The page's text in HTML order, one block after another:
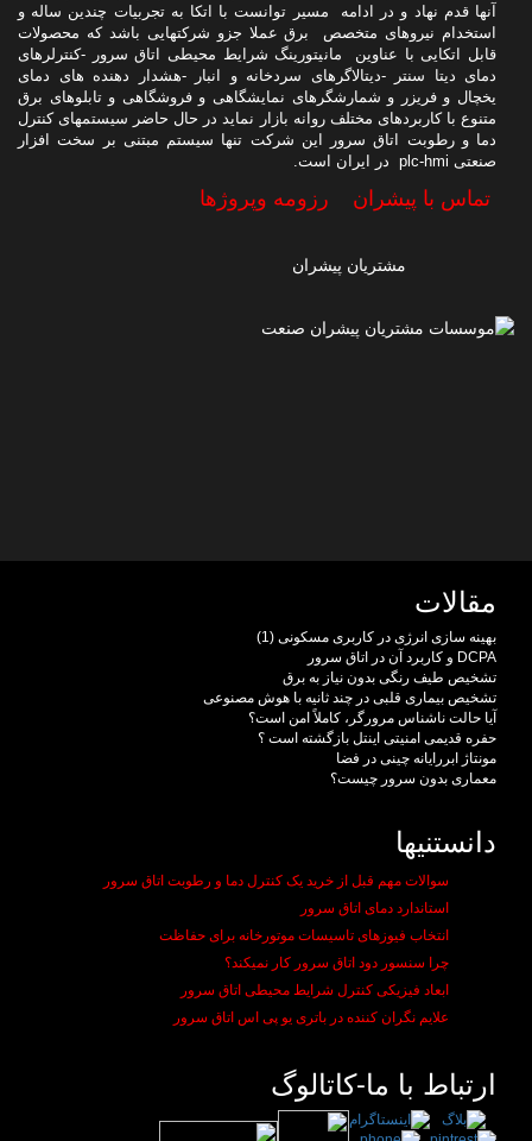
آنها قدم نهاد و در ادامه مسیر توانست با اتکا به تجربیات چندین ساله و
استخدام نیروهای متخصص برق عملا جزو شرکتهایی باشد که محصولات
قابل اتکایی با عناوین مانیتورینگ شرایط محیطی اتاق سرور -کنترلرهای
دمای دیتا سنتر -دیتالاگرهای سردخانه و انبار -هشدار دهنده های دمای
یخچال و فریزر و شمارشگرهای نمایشگاهی و فروشگاهی و تابلوهای برق
متنوع با کاربردهای مختلف روانه بازار نماید در حال حاضر سیستمهای کنترل
دما و رطوبت اتاق سرور این شرکت تنها سیستم مبتنی بر سخت افزار
صنعتی plc-hmi در ایران است.
تماس با پیشران رزومه وپروژها
مشتریان پیشران
مقالات
بهینه سازی انرژی در کاربری مسکونی (1)
DCPA و کاربرد آن در اتاق سرور
تشخیص طیف رنگی بدون نیاز به برق
تشخیص بیماری قلبی در چند ثانیه با هوش مصنوعی
آیا حالت ناشناس مرورگر، کاملاً امن است؟
حفره قدیمی امنیتی اینتل بازگشته است ؟
مونتاژ ابررایانه چینی در فضا
معماری بدون سرور چیست؟
دانستنیها
سوالات مهم قبل از خرید یک کنترل دما و رطوبت اتاق سرور
استاندارد دمای اتاق سرور
انتخاب فیوزهای تاسیسات موتورخانه برای حفاظت
چرا سنسور دود اتاق سرور کار نمیکند؟
ابعاد فیزیکی کنترل شرایط محیطی اتاق سرور
علایم نگران کننده در باتری یو پی اس اتاق سرور
ارتباط با ما-کاتالوگ